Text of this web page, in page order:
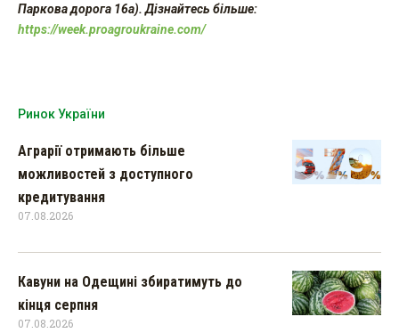
Паркова дорога 16а). Дізнайтесь більше:
https://week.proagroukraine.com/
Ринок України
Аграрії отримають більше
можливостей з доступного
кредитування
07.08.2026
Кавуни на Одещині збиратимуть до
кінця серпня
07.08.2026